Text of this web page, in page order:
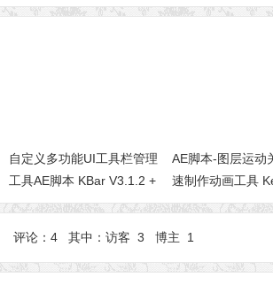
自定义多功能UI工具栏管理
工具AE脚本 KBar V3.1.2 +
使用教程
AE脚本-图层运动
速制作动画工具
V1.2 + 使用教程
评论：4 其中：访客 3 博主 1